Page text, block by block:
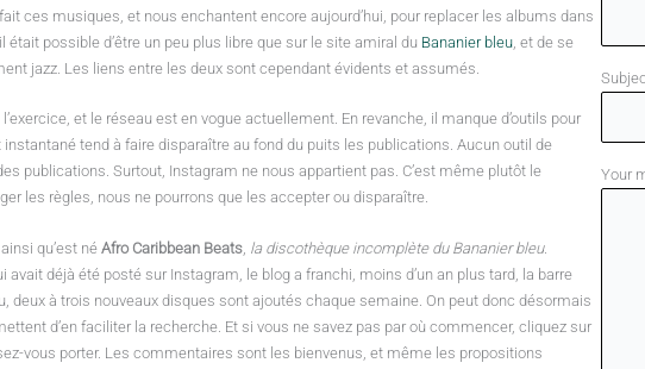
ces musiques, et nous enchantent encore aujourd’hui, pour replacer les albums dans
possible d’être un peu plus libre que sur le site amiral du Bananier bleu , et de se
jazz. Les liens entre les deux sont cependant évidents et assumés.
et le réseau est en vogue actuellement. En revanche, il manque d’outils pour
tend à faire disparaître au fond du puits les publications. Aucun outil de
publications. Surtout, Instagram ne nous appartient pas. C’est même plutôt le
les règles, nous ne pourrons que les accepter ou disparaître.
qu’est né Afro Caribbean Beats, la discothèque incomplète du Bananier bleu.
déjà été posté sur Instagram, le blog a franchi, moins d’un an plus tard, la barre
deux à trois nouveaux disques sont ajoutés chaque semaine. On peut donc désormais
d’en faciliter la recherche. Et si vous ne savez pas par où commencer, cliquez sur
vous porter. Les commentaires sont les bienvenus, et même les propositions
Your